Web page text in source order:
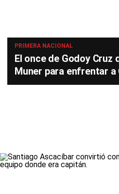
PRIMERA NACIONAL
El once de Godoy Cruz
Muner para enfrentar a